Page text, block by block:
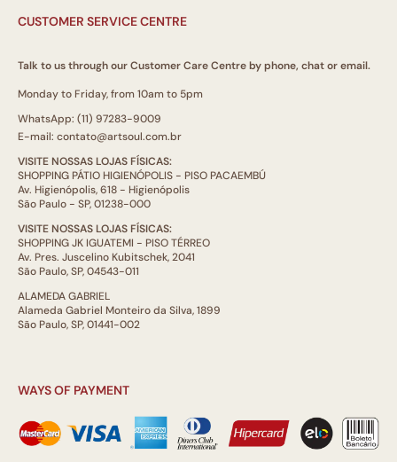
CUSTOMER SERVICE CENTRE
Talk to us through our Customer Care Centre by phone, chat or email.
Monday to Friday, from 10am to 5pm
WhatsApp: (11) 97283-9009
E-mail: contato@artsoul.com.br
VISITE NOSSAS LOJAS FÍSICAS:
SHOPPING PÁTIO HIGIENÓPOLIS - PISO PACAEMBÚ
Av. Higienópolis, 618 - Higienópolis
São Paulo - SP, 01238-000
VISITE NOSSAS LOJAS FÍSICAS:
SHOPPING JK IGUATEMI - PISO TÉRREO
Av. Pres. Juscelino Kubitschek, 2041
São Paulo, SP, 04543-011
ALAMEDA GABRIEL
Alameda Gabriel Monteiro da Silva, 1899
São Paulo, SP, 01441-002
WAYS OF PAYMENT